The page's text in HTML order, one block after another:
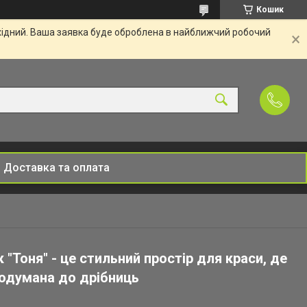
Кошик
Ваша заявка буде оброблена в найближчий робочий
Доставка та оплата
"Тоня" - це стильний простір для краси, де
до дрібниць